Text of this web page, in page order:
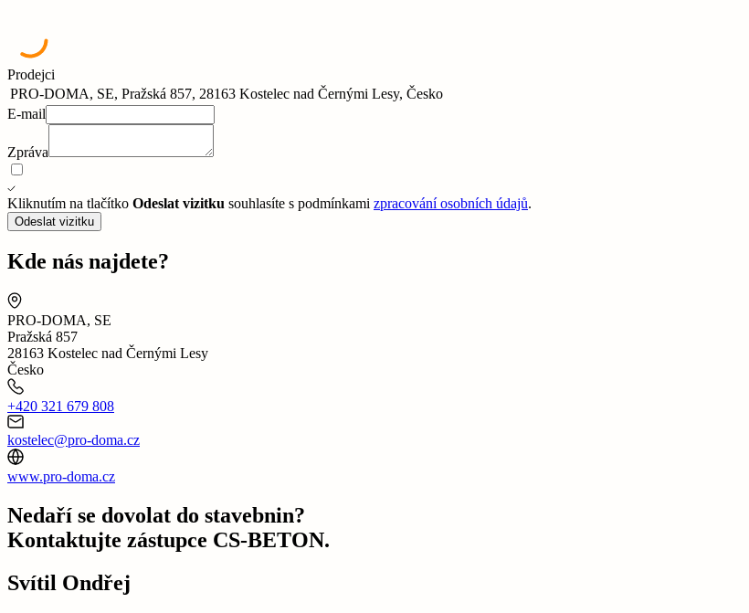
Prodejci
PRO-DOMA, SE, Pražská 857, 28163 Kostelec nad Černými Lesy, Česko
E-mail
Zpráva
Kliknutím na tlačítko Odeslat vizitku souhlasíte s podmínkami zpracování osobních údajů.
Odeslat vizitku
Kde nás najdete?
PRO-DOMA, SE
Pražská 857
28163 Kostelec nad Černými Lesy
Česko
+420 321 679 808
kostelec@pro-doma.cz
www.pro-doma.cz
Nedaří se dovolat do stavebnin?
Kontaktujte zástupce CS-BETON.
Svítil Ondřej